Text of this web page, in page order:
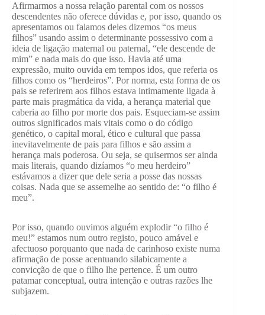
Afirmarmos a nossa relação parental com os nossos
descendentes não oferece dúvidas e, por isso, quando os
apresentamos ou falamos deles dizemos “os meus
filhos” usando assim o determinante possessivo com a
ideia de ligação maternal ou paternal, “ele descende de
mim” e nada mais do que isso. Havia até uma
expressão, muito ouvida em tempos idos, que referia os
filhos como os “herdeiros”. Por norma, esta forma de os
pais se referirem aos filhos estava intimamente ligada à
parte mais pragmática da vida, a herança material que
caberia ao filho por morte dos pais. Esqueciam-se assim
outros significados mais vitais como o do código
genético, o capital moral, ético e cultural que passa
inevitavelmente de pais para filhos e são assim a
herança mais poderosa. Ou seja, se quisermos ser ainda
mais literais, quando dizíamos “o meu herdeiro”
estávamos a dizer que dele seria a posse das nossas
coisas. Nada que se assemelhe ao sentido de: “o filho é
meu”.
Por isso, quando ouvimos alguém explodir “o filho é
meu!” estamos num outro registo, pouco amável e
afectuoso porquanto que nada de carinhoso existe numa
afirmação de posse acentuando silabicamente a
convicção de que o filho lhe pertence. É um outro
patamar conceptual, outra intenção e outras razões lhe
subjazem.